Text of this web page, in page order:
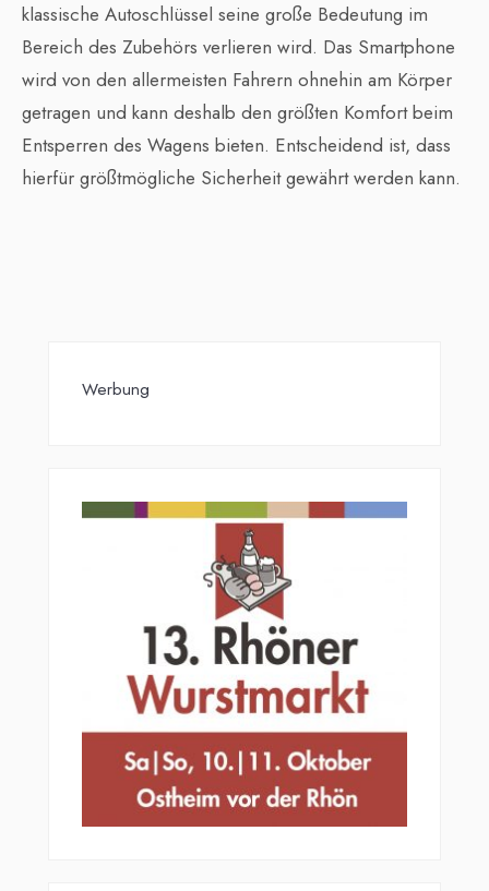
klassische Autoschlüssel seine große Bedeutung im
Bereich des Zubehörs verlieren wird. Das Smartphone
wird von den allermeisten Fahrern ohnehin am Körper
getragen und kann deshalb den größten Komfort beim
Entsperren des Wagens bieten. Entscheidend ist, dass
hierfür größtmögliche Sicherheit gewährt werden kann.
Werbung